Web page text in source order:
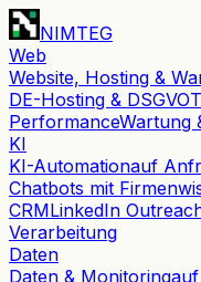
NIMTEG
Web
Website, Hosting &
DE-Hosting & DSGVO
PerformanceWartung
KI
KI-Automationauf
Chatbots mit
CRMLinkedIn
Verarbeitung
Daten
Daten & Monitoring